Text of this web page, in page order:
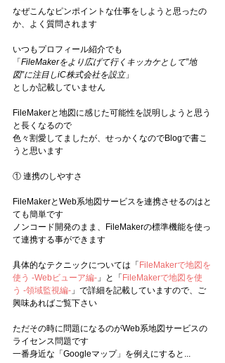
なぜこんなピンポイントな仕事をしようと思ったの
か、よく質問されます
いつもプロフィール紹介でも
「FileMakerをより広げて行くキッカケとして”地
図”に注目しiC株式会社を設立」
としか記載していません
FileMakerと地図に感じた可能性を説明しようと思う
と長くなるので
色々割愛してましたが、せっかくなのでBlogで書こ
うと思います
① 連携のしやすさ
FileMakerとWeb系地図サービスを連携させるのはと
ても簡単です
ノンコード開発のまま、FileMakerの標準機能を使っ
て連携する事ができます
具体的なテクニックについては「FileMakerで地図を
使う -Webビューア編- 」と「FileMakerで地図を使
う -領域監視編- 」で詳細を記載していますので、ご
興味あればご覧下さい
ただその時に問題になるのがWeb系地図サービスの
ライセンス問題です
一番身近な「Googleマップ」を例えにすると...